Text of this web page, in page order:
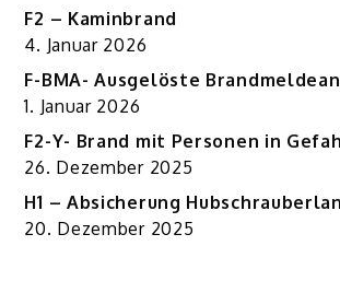
F2 – Kaminbrand
4. Januar 2026
F-BMA- Ausgelöste
1. Januar 2026
F2-Y- Brand mit Personen in
26. Dezember 2025
H1 – Absicherung
20. Dezember 2025